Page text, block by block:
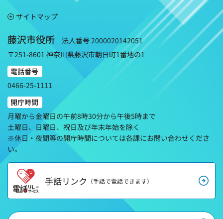
サイトマップ
藤沢市役所
法人番号 2000020142051
〒251-8601 神奈川県藤沢市朝日町1番地の1
電話番号
0466-25-1111
開庁時間
月曜から金曜日の午前8時30分から午後5時まで
土曜日、日曜日、祝日及び年末年始を除く
※休日・夜間等の開庁時間については各課にお問い合わせくださ
い。
手話リンク （手話で電話できます）